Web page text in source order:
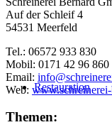
Restauration
Auf der Schleif 4
54531 Meerfeld
Tel.: 06572 933 830
Mobil: 0171 42 96 860
Email:
Web:
Themen: